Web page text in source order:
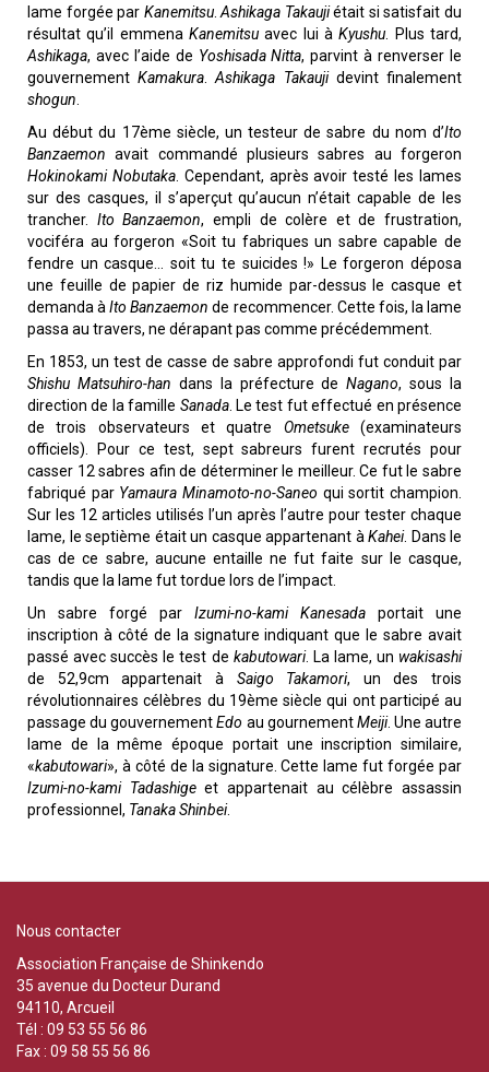
lame forgée par Kanemitsu.Ashikaga Takaujiétait si satisfait du
résultat qu’il emmena Kanemitsu avec lui àKyushu . Plus tard,
Ashikaga, avec l’aide de Yoshisada Nitta, parvint à renverser le
gouvernementKamakura .Ashikaga Takaujidevint finalement
shogun
Au début du 17ème siècle, un testeur de sabre du nom d’Ito
Banzaemon avait commandé plusieurs sabres au forgeron
Hokinokami Nobutaka. Cependant, après avoir testé les lames
sur des casques, il s’aperçut qu’aucun n’était capable de les
trancher. Ito Banzaemon, empli de colère et de frustration,
vociféra au forgeron «Soit tu fabriques un sabre capable de
fendre un casque... soit tu te suicides !» Le forgeron déposa
une feuille de papier de riz humide par-dessus le casque et
demanda àIto Banzaemon de recommencer. Cette fois, la lame
passa au travers, ne dérapant pas comme précédemment.
En 1853, un test de casse de sabre approfondi fut conduit par
Shishu Matsuhiro-han dans la préfecture deNagano, sous la
direction de la famille Sanada. Le test fut effectué en présence
de trois observateurs et quatre Ometsuke(examinateurs
officiels). Pour ce test, sept sabreurs furent recrutés pour
casser 12 sabres afin de déterminer le meilleur. Ce fut le sabre
fabriqué par Yamaura Minamoto-no-Saneo qui sortit champion.
Sur les 12 articles utilisés l’un après l’autre pour tester chaque
lame, le septième était un casque appartenant à Kahei. Dans le
cas de ce sabre, aucune entaille ne fut faite sur le casque,
tandis que la lame fut tordue lors de l’impact.
Un sabre forgé par Izumi-no-kami Kanesada portait une
inscription à côté de la signature indiquant que le sabre avait
passé avec succès le test de kabutowari. La lame, un wakisashi
de 52,9cm appartenait à Saigo Takamori, un des trois
révolutionnaires célèbres du 19ème siècle qui ont participé au
passage du gouvernementEdo au gournementMeiji. Une autre
lame de la même époque portait une inscription similaire,
«kabutowari», à côté de la signature. Cette lame fut forgée par
Izumi-no-kami Tadashigeet appartenait au célèbre assassin
professionnel, Tanaka Shinbei.
Nous contacter
Association Française de Shinkendo
35 avenue du Docteur Durand
94110, Arcueil
Tél : 09 53 55 56 86
Fax : 09 58 55 56 86